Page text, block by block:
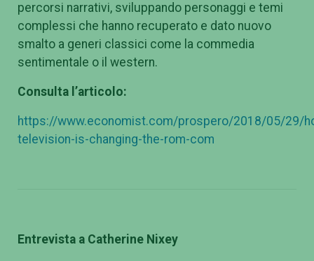
percorsi narrativi, sviluppando personaggi e temi
complessi che hanno recuperato e dato nuovo
smalto a generi classici come la commedia
sentimentale o il western.
Consulta l’articolo:
https://www.economist.com/prospero/2018/05/29/
television-is-changing-the-rom-com
Entrevista a Catherine Nixey